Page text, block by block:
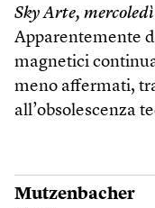
Sky Arte, mercoledì
Apparentemente
magnetici
meno affermati,
all’obsolescenza
Mutzenbacher